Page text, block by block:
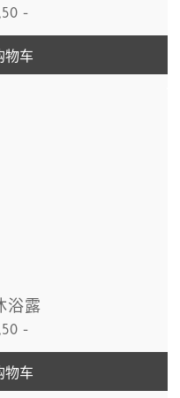
-
物车
浴露
-
物车